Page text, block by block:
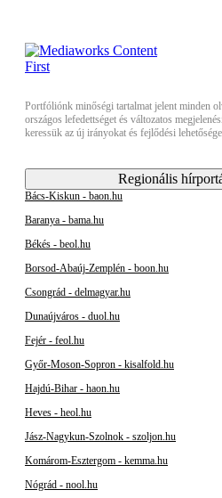
Portfóliónk minőségi tartalmat jelent minden
országos lefedettséget és változatos
keressük az új irányokat és fejlődési
Regionális
Bács-Kiskun - baon.hu
Baranya - bama.hu
Békés - beol.hu
Borsod-Abaúj-Zemplén - boon.hu
Csongrád - delmagyar.hu
Dunaújváros - duol.hu
Fejér - feol.hu
Győr-Moson-Sopron - kisalfold.hu
Hajdú-Bihar - haon.hu
Heves - heol.hu
Jász-Nagykun-Szolnok - szoljon.hu
Komárom-Esztergom - kemma.hu
Nógrád - nool.hu